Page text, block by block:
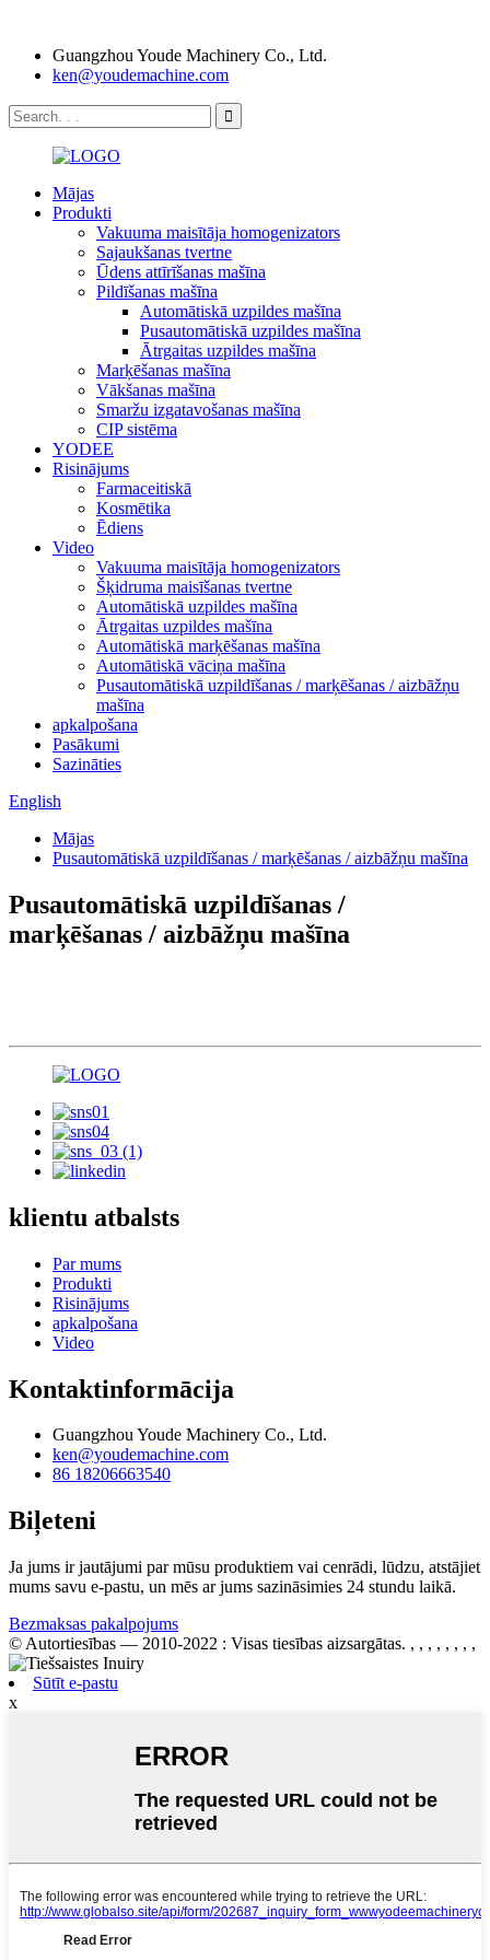
Guangzhou Youde Machinery Co., Ltd.
ken@youdemachine.com
Mājas
Produkti
Vakuuma maisītāja homogenizators
Sajaukšanas tvertne
Ūdens attīrīšanas mašīna
Pildīšanas mašīna
Automātiskā uzpildes mašīna
Pusautomātiskā uzpildes mašīna
Ātrgaitas uzpildes mašīna
Marķēšanas mašīna
Vākšanas mašīna
Smaržu izgatavošanas mašīna
CIP sistēma
YODEE
Risinājums
Farmaceitiskā
Kosmētika
Ēdiens
Video
Vakuuma maisītāja homogenizators
Šķidruma maisīšanas tvertne
Automātiskā uzpildes mašīna
Ātrgaitas uzpildes mašīna
Automātiskā marķēšanas mašīna
Automātiskā vāciņa mašīna
Pusautomātiskā uzpildīšanas / marķēšanas / aizbāžņu
mašīna
apkalpošana
Pasākumi
Sazināties
English
Mājas
Pusautomātiskā uzpildīšanas / marķēšanas / aizbāžņu mašīna
Pusautomātiskā uzpildīšanas /
marķēšanas / aizbāžņu mašīna
klientu atbalsts
Par mums
Produkti
Risinājums
apkalpošana
Video
Kontaktinformācija
Guangzhou Youde Machinery Co., Ltd.
ken@youdemachine.com
86 18206663540
Biļeteni
Ja jums ir jautājumi par mūsu produktiem vai cenrādi, lūdzu, atstājiet
mums savu e-pastu, un mēs ar jums sazināsimies 24 stundu laikā.
Bezmaksas pakalpojums
© Autortiesības — 2010-2022 : Visas tiesības aizsargātas. , , , , , , , ,
Sūtīt e-pastu
x